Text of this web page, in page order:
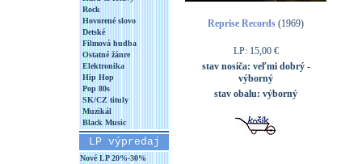
Rock
Hovorené slovo
Detské
Filmová hudba
Ostatné žánre
Elektronika
Hip Hop
Pop 80s
SK/CZ tituly
Muzikál
Black Music
LP výpredaj
Nové LP 20%-30%
Reprise Records (1969)
LP: 15,00 €
stav nosiča: veľmi dobrý -
výborný
stav obalu: výborný